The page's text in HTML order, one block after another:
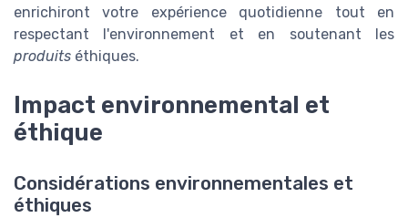
enrichiront votre expérience quotidienne tout en
respectant l'environnement et en soutenant les
produits éthiques.
Impact environnemental et
éthique
Considérations environnementales et
éthiques